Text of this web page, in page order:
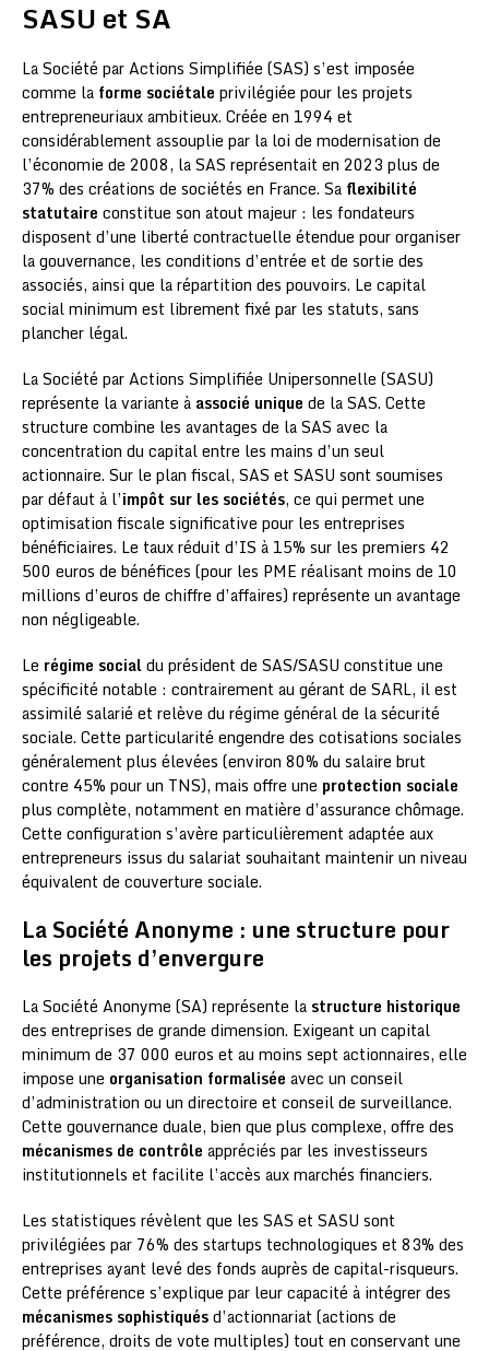
SASU et SA
La Société par Actions Simplifiée (SAS) s’est imposée
comme la forme sociétale privilégiée pour les projets
entrepreneuriaux ambitieux. Créée en 1994 et
considérablement assouplie par la loi de modernisation de
l’économie de 2008, la SAS représentait en 2023 plus de
37% des créations de sociétés en France. Sa flexibilité
statutaire constitue son atout majeur : les fondateurs
disposent d’une liberté contractuelle étendue pour organiser
la gouvernance, les conditions d’entrée et de sortie des
associés, ainsi que la répartition des pouvoirs. Le capital
social minimum est librement fixé par les statuts, sans
plancher légal.
La Société par Actions Simplifiée Unipersonnelle (SASU)
représente la variante à associé unique de la SAS. Cette
structure combine les avantages de la SAS avec la
concentration du capital entre les mains d’un seul
actionnaire. Sur le plan fiscal, SAS et SASU sont soumises
par défaut à l’impôt sur les sociétés, ce qui permet une
optimisation fiscale significative pour les entreprises
bénéficiaires. Le taux réduit d’IS à 15% sur les premiers 42
500 euros de bénéfices (pour les PME réalisant moins de 10
millions d’euros de chiffre d’affaires) représente un avantage
non négligeable.
Le régime socialdu président de SAS/SASU constitue une
spécificité notable : contrairement au gérant de SARL, il est
assimilé salarié et relève du régime général de la sécurité
sociale. Cette particularité engendre des cotisations sociales
généralement plus élevées (environ 80% du salaire brut
contre 45% pour un TNS), mais offre une protection sociale
plus complète, notamment en matière d’assurance chômage.
Cette configuration s’avère particulièrement adaptée aux
entrepreneurs issus du salariat souhaitant maintenir un niveau
équivalent de couverture sociale.
La Société Anonyme : une structure pour
les projets d’envergure
La Société Anonyme (SA) représente la structure historique
des entreprises de grande dimension. Exigeant un capital
minimum de 37 000 euros et au moins sept actionnaires, elle
impose une organisation formalisée avec un conseil
d’administration ou un directoire et conseil de surveillance.
Cette gouvernance duale, bien que plus complexe, offre des
mécanismes de contrôle appréciés par les investisseurs
institutionnels et facilite l’accès aux marchés financiers.
Les statistiques révèlent que les SAS et SASU sont
privilégiées par 76% des startups technologiques et 83% des
entreprises ayant levé des fonds auprès de capital-risqueurs.
Cette préférence s’explique par leur capacité à intégrer des
mécanismes sophistiquésd’actionnariat (actions de
préférence, droits de vote multiples) tout en conservant une